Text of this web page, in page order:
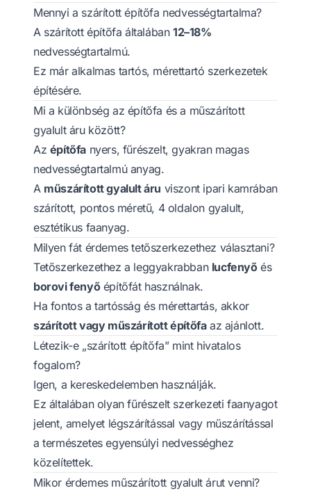
Mennyi a szárított építőfa nedvességtartalma?
A szárított építőfa általában 12–18%
nedvességtartalmú.
Ez már alkalmas tartós, mérettartó szerkezetek
építésére.
Mi a különbség az építőfa és a műszárított
gyalult áru között?
Az építőfa nyers, fűrészelt, gyakran magas
nedvességtartalmú anyag.
A műszárított gyalult áru viszont ipari kamrában
szárított, pontos méretű, 4 oldalon gyalult,
esztétikus faanyag.
Milyen fát érdemes tetőszerkezethez választani?
Tetőszerkezethez a leggyakrabban lucfenyőés
borovi fenyőépítőfát használnak.
Ha fontos a tartósság és mérettartás, akkor
szárított vagy műszárított építőfaaz ajánlott.
Létezik-e „szárított építőfa” mint hivatalos
fogalom?
Igen, a kereskedelemben használják.
Ez általában olyan fűrészelt szerkezeti faanyagot
jelent, amelyet légszárítással vagy műszárítással
a természetes egyensúlyi nedvességhez
közelítettek.
Mikor érdemes műszárított gyalult árut venni?